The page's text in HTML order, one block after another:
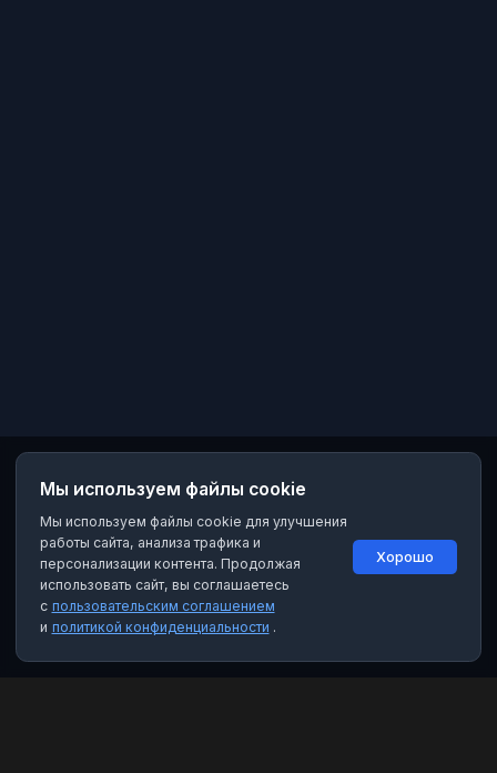
Мы используем файлы cookie
Мы используем файлы cookie для улучшения
работы сайта, анализа трафика и
персонализации контента. Продолжая
использовать сайт, вы соглашаетесь
с пользовательским соглашением
и политикой конфиденциальности .
Хорошо